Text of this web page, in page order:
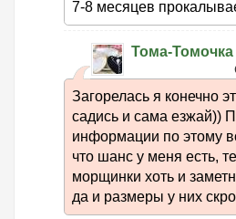
7-8 месяцев
Тома-Томочка
Загорелась я конечно
садись и сама езжай))
информации по этому
что шанс у меня есть,
морщинки хоть и
да и размеры у них